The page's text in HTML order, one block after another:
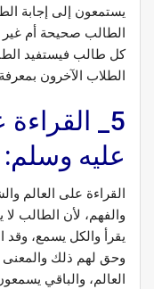
يستمعون إلى إجابة
الطالب صحيحة أم غير
كل طالب فيستفيد
الطلاب الآخرون
5_
عليه وسلم:
القراءة على العالم
والفهم، لأن الطالب
يقرأ والكل يسمع،
وحق لهم ذلك والمعنى
العالم، والباقي